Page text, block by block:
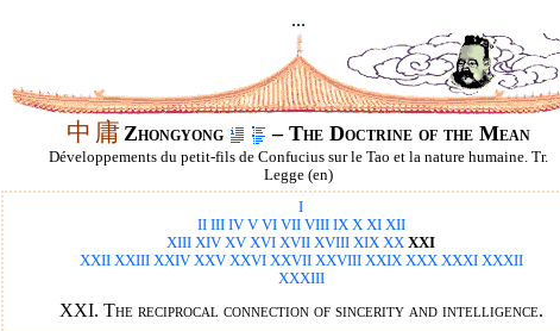
...
中 庸Zhongyong – The Doctrine of the Mean
Développements du petit-fils de Confucius sur le Tao et la nature humaine. Tr.
Legge (en)
I
II III IV V VI VII VIII IX X XI XII
XIII XIV XV XVI XVII XVIII XIX XX XXI
XXII XXIII XXIV XXV XXVI XXVII XXVIII XXIX XXX XXXI XXXII
XXXIII
XXI. The reciprocal connection of sincerity and intelligence.